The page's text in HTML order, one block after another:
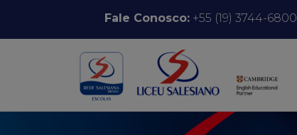
Pular para o conteúdoFale Conosco:+55 (19) 3744-6800